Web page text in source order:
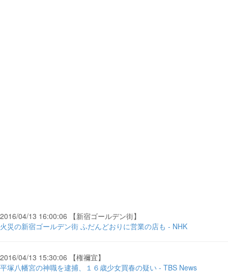
2016/04/13 16:00:06 【新宿ゴールデン街】
火災の新宿ゴールデン街 ふだんどおりに営業の店も - NHK
2016/04/13 15:30:06 【権禰宜】
平塚八幡宮の神職を逮捕、１６歳少女買春の疑い - TBS News